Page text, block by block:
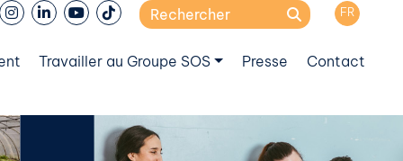
Search
FR
Travailler au Groupe SOS Presse Contact